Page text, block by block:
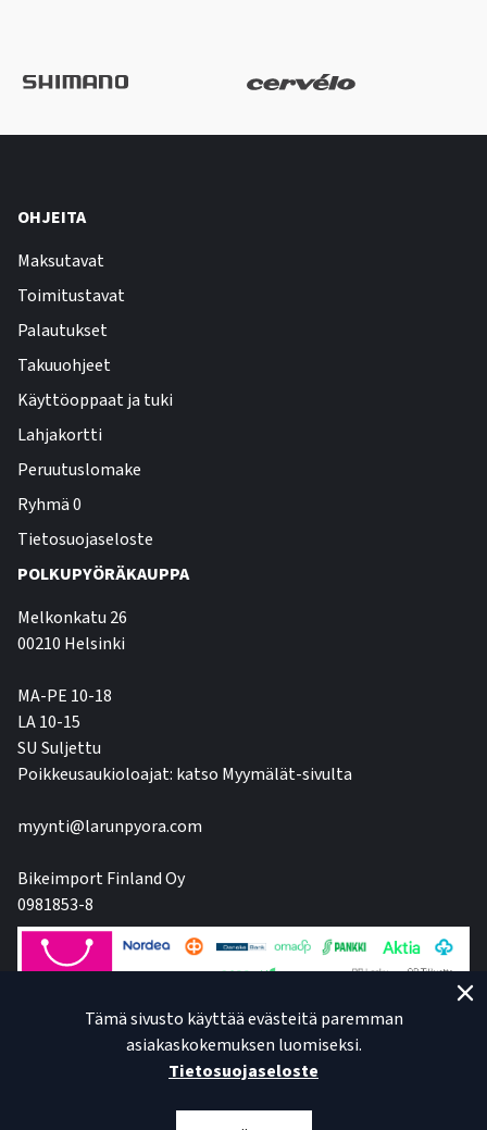
OHJEITA
Maksutavat
Toimitustavat
Palautukset
Takuuohjeet
Käyttöoppaat ja tuki
Lahjakortti
Peruutuslomake
Ryhmä 0
Tietosuojaseloste
POLKUPYÖRÄKAUPPA
Melkonkatu 26
00210 Helsinki
MA-PE 10-18
LA 10-15
SU Suljettu
Poikkeusaukioloajat: katso Myymälät-sivulta
myynti@larunpyora.com
Bikeimport Finland Oy
0981853-8
Tämä sivusto käyttää evästeitä paremman
asiakaskokemuksen luomiseksi.
Tietosuojaseloste